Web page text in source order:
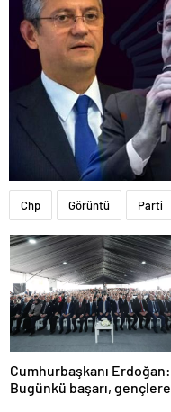
Chp Görüntü Parti
Cumhurbaşkanı Erdoğan:
Bugünkü başarı, gençlere